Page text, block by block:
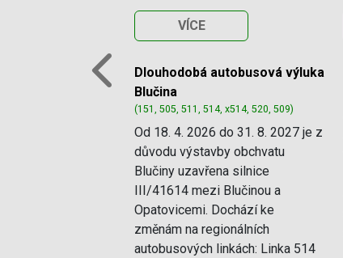
VÍCE
Dlouhodobá autobusová výluka
Blučina
(151, 505, 511, 514, x514, 520, 509)
Od 18. 4. 2026 do 31. 8. 2027 je z
důvodu výstavby obchvatu
Blučiny uzavřena silnice
III/41614 mezi Blučinou a
Opatovicemi. Dochází ke
změnám na regionálních
autobusových linkách: Linka 514
Previous